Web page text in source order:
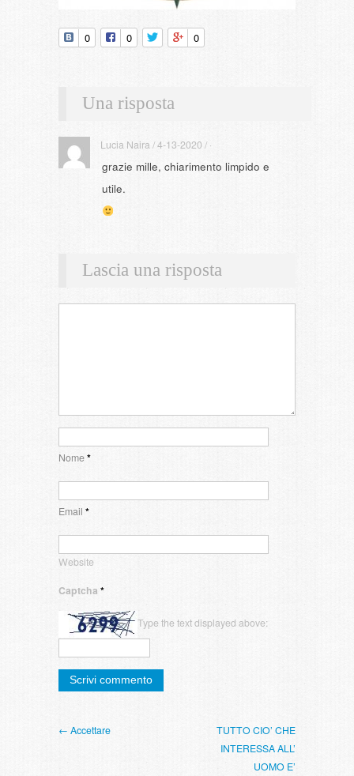
0 0 0
Una risposta
Lucia Naira / 4-13-2020 / ·
grazie mille, chiarimento limpido e
utile.
Lascia una risposta
Nome*
Email *
Website
Captcha *
Type the text displayed above:
← Accettare
TUTTO CIO’ CHE
INTERESSA ALL’
UOMO E’